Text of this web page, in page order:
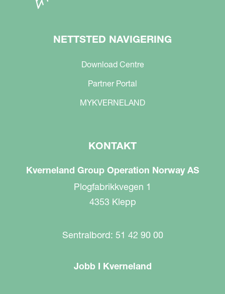
NETTSTED NAVIGERING
Download Centre
Partner Portal
MYKVERNELAND
KONTAKT
Kverneland Group Operation Norway AS
Plogfabrikkvegen 1
4353 Klepp
Sentralbord: 51 42 90 00
Jobb I Kverneland